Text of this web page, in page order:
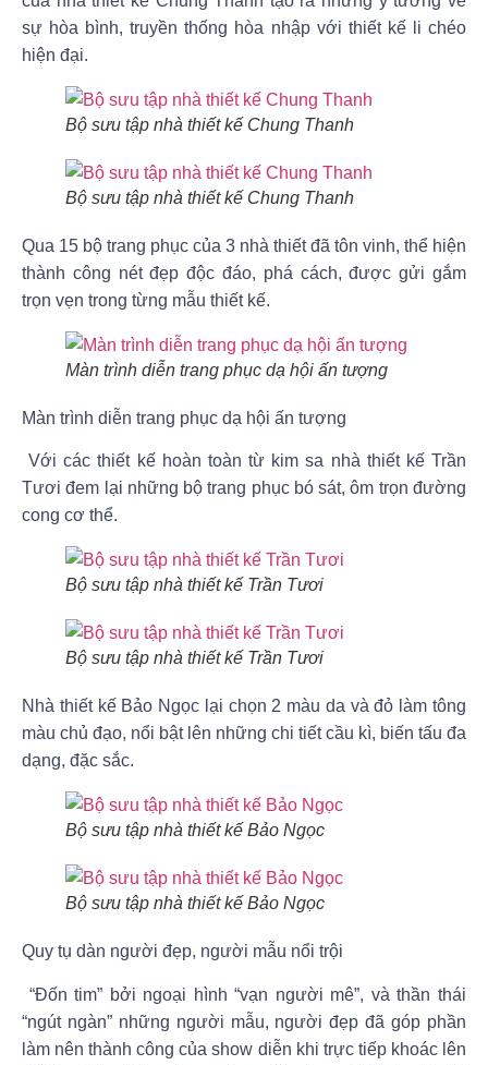
sự hòa bình, truyền thống hòa nhập với thiết kế li chéo
hiện đại.
Bộ sưu tập nhà thiết kế Chung Thanh
Bộ sưu tập nhà thiết kế Chung Thanh
Qua 15 bộ trang phục của 3 nhà thiết đã tôn vinh, thể hiện
thành công nét đẹp độc đáo, phá cách, được gửi gắm
trọn vẹn trong từng mẫu thiết kế.
Màn trình diễn trang phục dạ hội ấn tượng
Màn trình diễn trang phục dạ hội ấn tượng
Với các thiết kế hoàn toàn từ kim sa nhà thiết kế Trần
Tươi đem lại những bộ trang phục bó sát, ôm trọn đường
cong cơ thể.
Bộ sưu tập nhà thiết kế Trần Tươi
Bộ sưu tập nhà thiết kế Trần Tươi
Nhà thiết kế Bảo Ngọc lại chọn 2 màu da và đỏ làm tông
màu chủ đạo, nổi bật lên những chi tiết cầu kì, biến tấu đa
dạng, đặc sắc.
Bộ sưu tập nhà thiết kế Bảo Ngọc
Bộ sưu tập nhà thiết kế Bảo Ngọc
Quy tụ dàn người đẹp, người mẫu nổi trội
“Đốn tim” bởi ngoại hình “vạn người mê”, và thần thái
“ngút ngàn” những người mẫu, người đẹp đã góp phần
làm nên thành công của show diễn khi trực tiếp khoác lên